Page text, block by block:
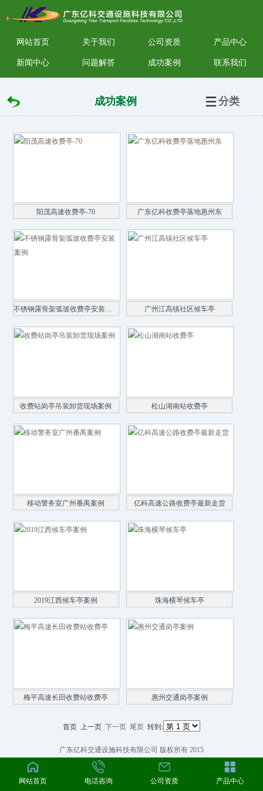
网站首页 关于我们 公司资质 产品中心
新闻中心 问题解答 成功案例 联系我们
成功案例 分类
阳茂高速收费亭-70 广东亿科收费亭落地惠州东
不锈钢露骨架弧玻收费亭安装案例 广州江高镇社区候车亭
收费站岗亭吊装卸货现场案例 松山湖南站收费亭
移动警务室广州番禺案例 亿科高速公路收费亭最新走货
2019江西候车亭案例 珠海横琴候车亭
梅平高速长田收费站收费亭 惠州交通岗亭案例
首页 上一页 下一页 尾页 转到:
网站首页 电话咨询 公司资质 产品中心
广东亿科交通设施科技有限公司 版权所有 2015